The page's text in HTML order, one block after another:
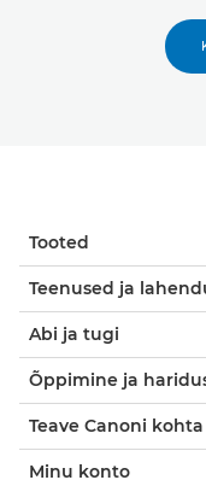
Tooted
Teenused ja
Abi ja tugi
Õppimine ja
Teave Canoni kohta
Minu konto